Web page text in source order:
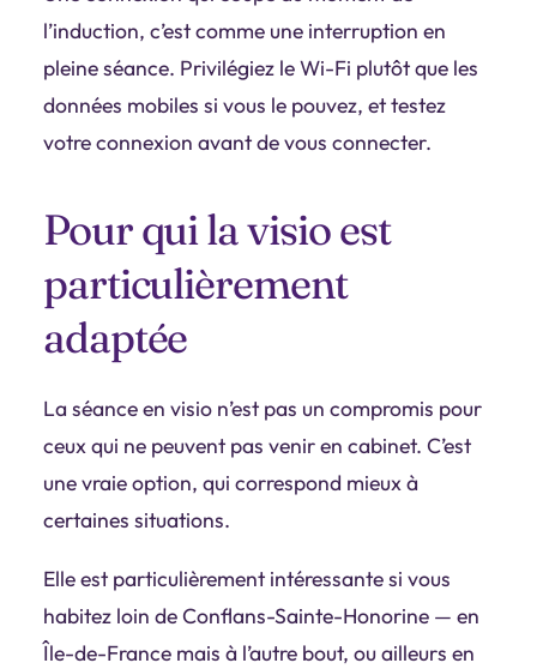
l’induction, c’est comme une interruption en
pleine séance. Privilégiez le Wi-Fi plutôt que les
données mobiles si vous le pouvez, et testez
votre connexion avant de vous connecter.
Pour qui la visio est
particulièrement
adaptée
La séance en visio n’est pas un compromis pour
ceux qui ne peuvent pas venir en cabinet. C’est
une vraie option, qui correspond mieux à
certaines situations.
Elle est particulièrement intéressante si vous
habitez loin de Conflans-Sainte-Honorine — en
Île-de-France mais à l’autre bout, ou ailleurs en